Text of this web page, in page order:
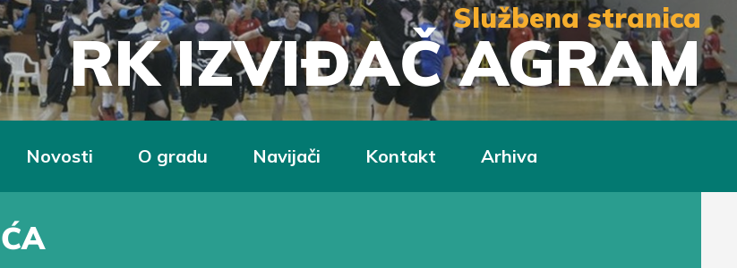
Službena stranica
RK IZVIĐAČ AGRAM
Novosti O gradu Navijači Kontakt Arhiva